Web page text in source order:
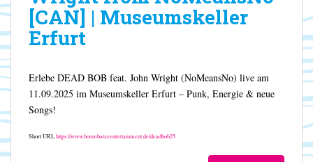
[CAN] | Museumskeller
Erfurt
Erlebe DEAD BOB feat. John Wright (NoMeansNo) live am
11.09.2025 im Museumskeller Erfurt – Punk, Energie & neue
Songs!
Short URLhttps://www.boombatzeentertainment.de/deadbob25